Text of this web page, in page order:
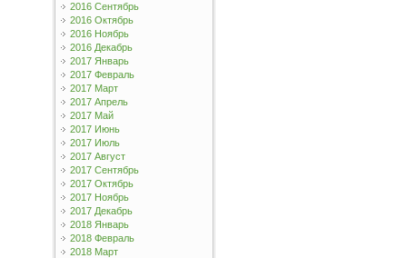
2016 Сентябрь
2016 Октябрь
2016 Ноябрь
2016 Декабрь
2017 Январь
2017 Февраль
2017 Март
2017 Апрель
2017 Май
2017 Июнь
2017 Июль
2017 Август
2017 Сентябрь
2017 Октябрь
2017 Ноябрь
2017 Декабрь
2018 Январь
2018 Февраль
2018 Март